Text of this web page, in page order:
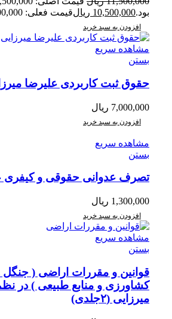
بود.10,500,000 ریالقیمت فعلی: 10,500,000 ریال.
افزودن به سبد خرید
مشاهده سریع
بستن
حقوق ثبت کاربردی علیرضا
7,000,000 ریال
افزودن به سبد خرید
مشاهده سریع
بستن
تصرف عدوانی حقوقی و کیفری
1,300,000 ریال
افزودن به سبد خرید
مشاهده سریع
بستن
قوانین و مقررات اراضی ( جنگل
کشاورزی و منابع طبیعی ) در
میرزایی (۲جلدی)